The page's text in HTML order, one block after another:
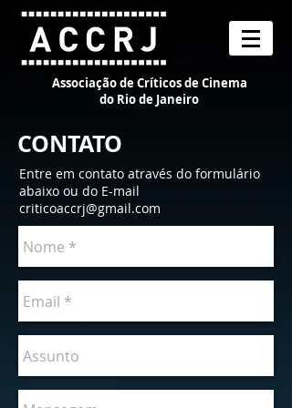
Associação de Críticos de Cinema
do Rio de Janeiro
CONTATO
Entre em contato através do formulário
abaixo ou do E-mail
criticoaccrj@gmail.com